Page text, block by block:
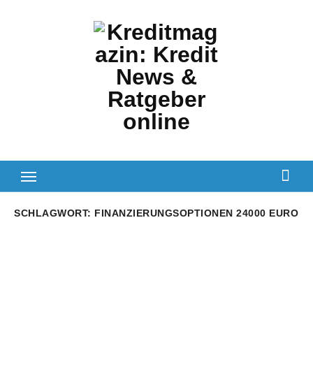
SCHLAGWORT: FINANZIERUNGSOPTIONEN 24000 EURO